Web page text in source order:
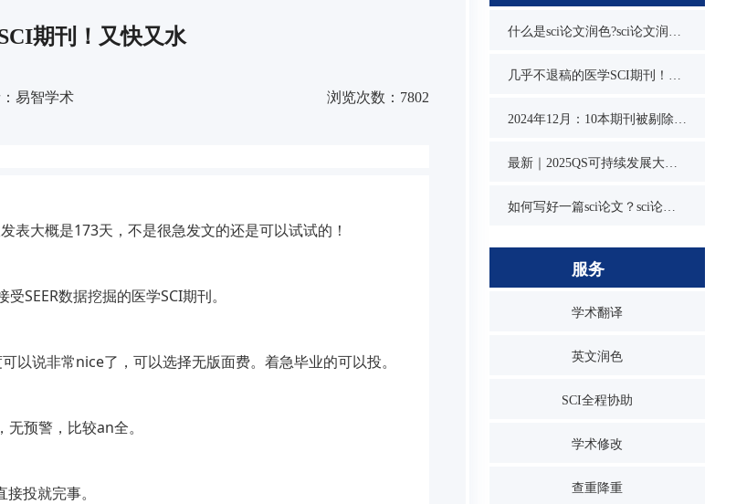
期刊！又快又水
易智学术 浏览次数：7802
表大概是173天，不是很急发文的还是可以试试的！
SEER数据挖掘的医学SCI期刊。
以说非常nice了，可以选择无版面费。着急毕业的可以投。
预警，比较an全。
投就完事。
什么是sci论文润色?sci论文润色必要吗？
几乎不退稿的医学SCI期刊！又快又水
2024年12月：10本期刊被剔除，1本降级，1本改名，4本曾被on hold
最新｜2025QS可持续发展大学排名发布！同济位列第3，1所双非入围前10
如何写好一篇sci论文？sci论文的写作技巧
服务
学术翻译
英文润色
SCI全程协助
学术修改
查重降重